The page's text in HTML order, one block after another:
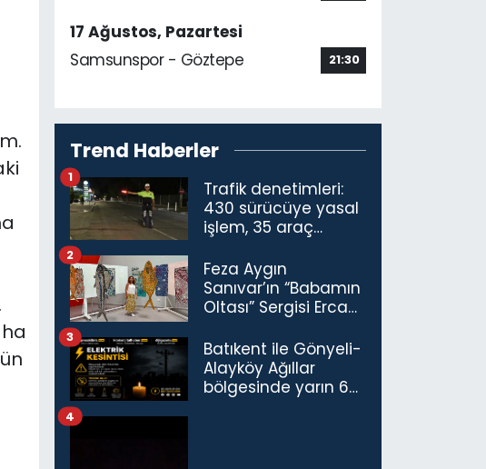
17 Ağustos, Pazartesi
Samsunspor - Göztepe
21:30
Trend Haberler
Trafik denetimleri:
430 sürücüye yasal
işlem, 35 araç
1
Feza Aygın
Sanıvar’ın “Babamın
Oltası” Sergisi Ercan
Açıldı
2
Batıkent ile Gönyeli-
Alayköy Ağıllar
bölgesinde yarın 6
3
4